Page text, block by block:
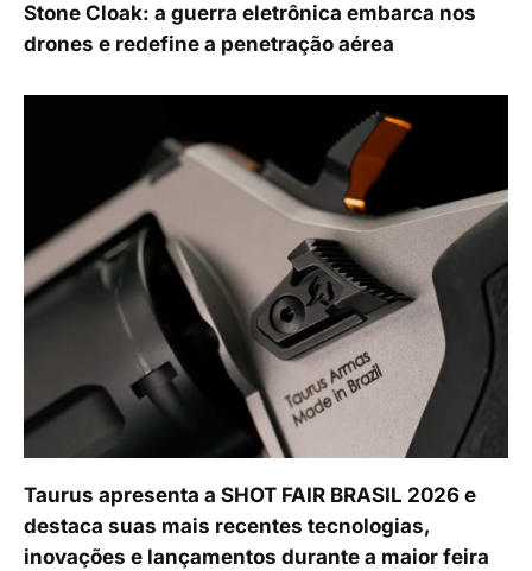
Stone Cloak: a guerra eletrônica embarca nos
drones e redefine a penetração aérea
Taurus apresenta a SHOT FAIR BRASIL 2026 e
destaca suas mais recentes tecnologias,
inovações e lançamentos durante a maior feira